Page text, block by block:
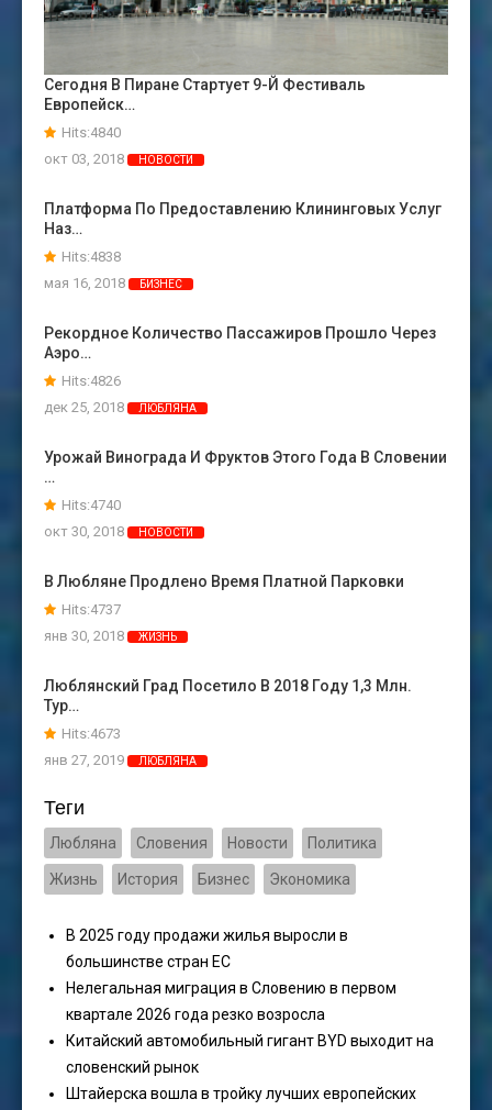
Сегодня В Пиране Стартует 9-Й Фестиваль
Европейск…
Hits:4840
окт 03, 2018
НОВОСТИ
Платформа По Предоставлению Клининговых Услуг
Наз…
Hits:4838
мая 16, 2018
БИЗНЕС
Рекордное Количество Пассажиров Прошло Через
Аэро…
Hits:4826
дек 25, 2018
ЛЮБЛЯНА
Урожай Винограда И Фруктов Этого Года В Словении
…
Hits:4740
окт 30, 2018
НОВОСТИ
В Любляне Продлено Время Платной Парковки
Hits:4737
янв 30, 2018
ЖИЗНЬ
Люблянский Град Посетило В 2018 Году 1,3 Млн.
Тур…
Hits:4673
янв 27, 2019
ЛЮБЛЯНА
Теги
Любляна Словения Новости Политика
Жизнь История Бизнес Экономика
В 2025 году продажи жилья выросли в
большинстве стран ЕС
Нелегальная миграция в Словению в первом
квартале 2026 года резко возросла
Китайский автомобильный гигант BYD выходит на
словенский рынок
Штайерска вошла в тройку лучших европейских